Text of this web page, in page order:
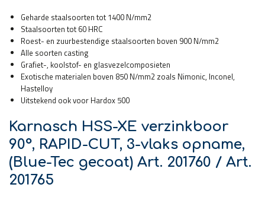
Geharde staalsoorten tot 1400 N/mm2
Staalsoorten tot 60 HRC
Roest- en zuurbestendige staalsoorten boven 900 N/mm2
Alle soorten casting
Grafiet-, koolstof- en glasvezelcomposieten
Exotische materialen boven 850 N/mm2 zoals Nimonic, Inconel,
Hastelloy
Uitstekend ook voor Hardox 500
Karnasch HSS-XE verzinkboor
90°, RAPID-CUT, 3-vlaks opname,
(Blue-Tec gecoat) Art. 201760 / Art.
201765